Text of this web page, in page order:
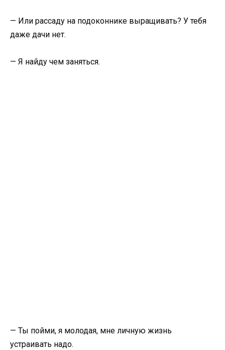
— Или рассаду на подоконнике выращивать? У тебя
даже дачи нет.
— Я найду чем заняться.
— Ты пойми, я молодая, мне личную жизнь
устраивать надо.